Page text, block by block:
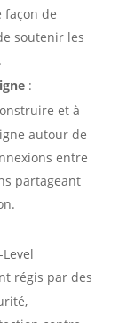
de
soutenir les
:
et à
autour de
entre
partageant
régis par des